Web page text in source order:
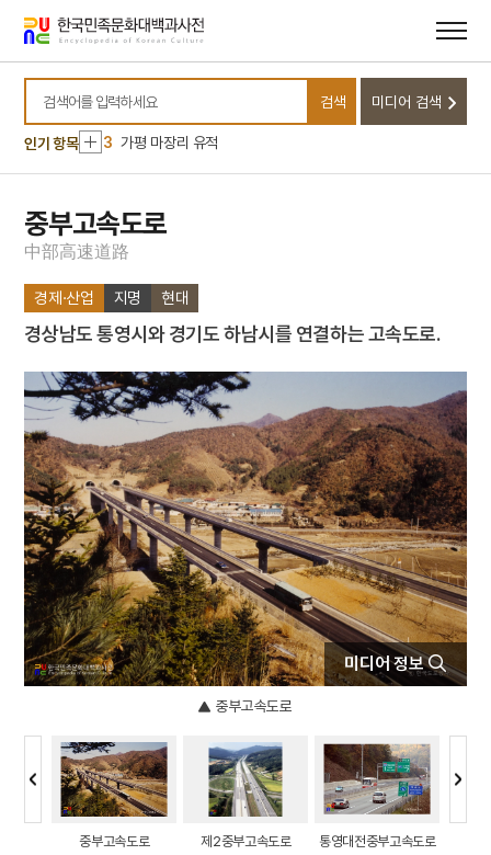
바로가기
바로가기
검색어를 입력하세요
검색 미디어 검색
인기 항목
10 박동진
1 기황후
2 세조
3 가평 마장리 유적
4 갓
5
6
금성대군
내림굿
9 노촌집
10 박동진
1 기황후
세조
3 가평 마장리 유적
4 갓
5
고성 계승사 백악기 퇴적구조
6 금성대군
7 난장
8 내림굿
9 노촌집
중부고속도로
中部高速道路
경제·산업 지명 현대
경상남도 통영시와 경기도 하남시를 연결하는 고속도로.
미디어 정보
중부고속도로
중부고속도로 제2중부고속도로 통영대전중부고속도로